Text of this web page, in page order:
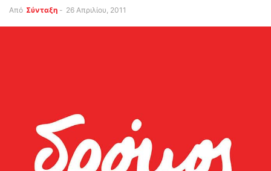
Από Σύνταξη - 26 Απριλίου, 2011